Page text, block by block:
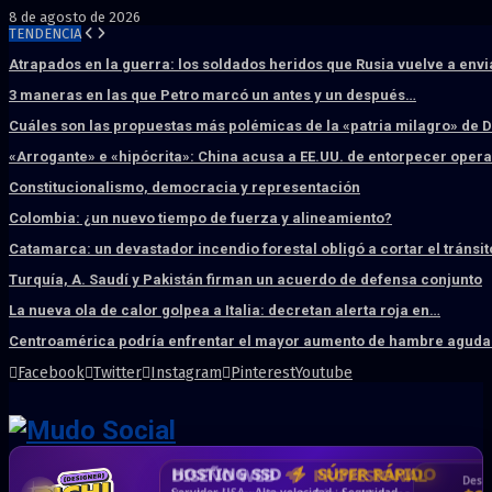
8 de agosto de 2026
TENDENCIA
Atrapados en la guerra: los soldados heridos que Rusia vuelve a
3 maneras en las que Petro marcó un antes y un después…
Cuáles son las propuestas más polémicas de la «patria milagro» de
«Arrogante» e «hipócrita»: China acusa a EE.UU. de entorpecer
Constitucionalismo, democracia y representación
Colombia: ¿un nuevo tiempo de fuerza y alineamiento?
Catamarca: un devastador incendio forestal obligó a cortar el
Turquía, A. Saudí y Pakistán firman un acuerdo de defensa conjunto
La nueva ola de calor golpea a Italia: decretan alerta roja en…
Centroamérica podría enfrentar el mayor aumento de hambre
Facebook Twitter Instagram PinterestYoutube
HOSTING SSD SÚPER RÁPIDO
DISEÑO WEB PROFESIONAL
CRM & DASHBOARD A MEDIDA
CORREO CORPORATIVO